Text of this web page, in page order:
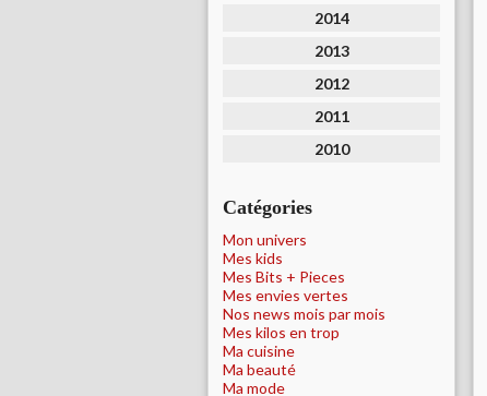
2014
2013
2012
2011
2010
Catégories
Mon univers
Mes kids
Mes Bits + Pieces
Mes envies vertes
Nos news mois par mois
Mes kilos en trop
Ma cuisine
Ma beauté
Ma mode